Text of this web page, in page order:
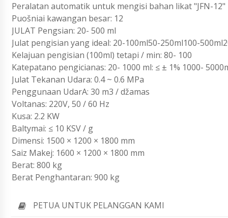
Peralatan automatik untuk mengisi bahan likat "JFN-12"
Puošniai kawangan besar: 12
JULAT Pengsian: 20- 500 ml
Julat pengisian yang ideal: 20-100ml50-250ml100-
Kelajuan pengisian (100ml) tetapi / min: 80- 100
Katepatano pengicianas: 20- 1000 ml: ≤ ± 1% 1000-
Julat Tekanan Udara: 0.4 ~ 0.6 MPa
Penggunaan UdarA: 30 m3 / džamas
Voltanas: 220V, 50 / 60 Hz
Kusa: 2.2 KW
Baltymai: ≤ 10 KSV / g
Dimensi: 1500 × 1200 × 1800 mm
Saiz Makej: 1600 × 1200 × 1800 mm
Berat: 800 kg
Berat Penghantaran: 900 kg
PETUA UNTUK PELANGGAN KAMI